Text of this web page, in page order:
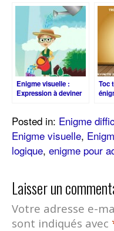
Enigme visuelle :
Expression à deviner
Toc
Posted in: Enigme
Enigme visuelle,
logique, enigme pour
Laisser un
Votre adresse e-
sont indiqués avec